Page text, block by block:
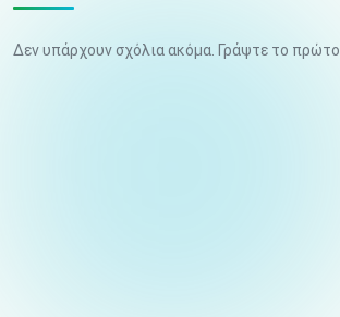
Δεν υπάρχουν σχόλια ακόμα. Γράψτε το πρώτο.